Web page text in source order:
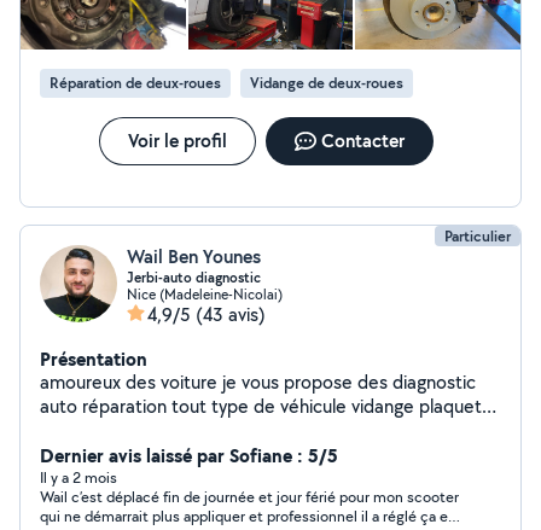
Réparation de deux-roues Vidange de deux-roues
Voir le profil Contacter
Particulier
Wail Ben Younes
Jerbi-auto diagnostic
Nice (Madeleine-Nicolai)
4,9/5 (43 avis)
Présentation
amoureux des voiture je vous propose des diagnostic
auto réparation tout type de véhicule vidange plaquette
chère. a très bientôt
Dernier avis laissé par Sofiane : 5/5
Il y a 2 mois
Wail c’est déplacé fin de journée et jour férié pour mon scooter
qui ne démarrait plus appliquer et professionnel il a réglé ça en